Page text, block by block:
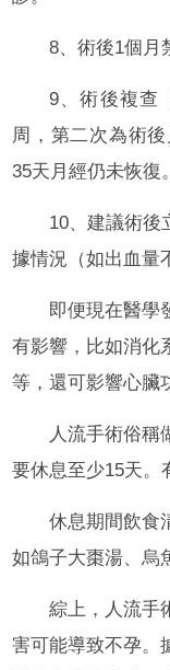
8、術後1個月
9、術後複查
周，第二次為術
35天月經仍未恢復。
10、建議術後
據情況（如出血量
即便現在醫學
有影響，比如消化
等，還可影響心臟
人流手術俗稱
要休息至少15天。
休息期間飲食
如鴿子大棗湯、烏
綜上，人流手
害可能導致不孕。